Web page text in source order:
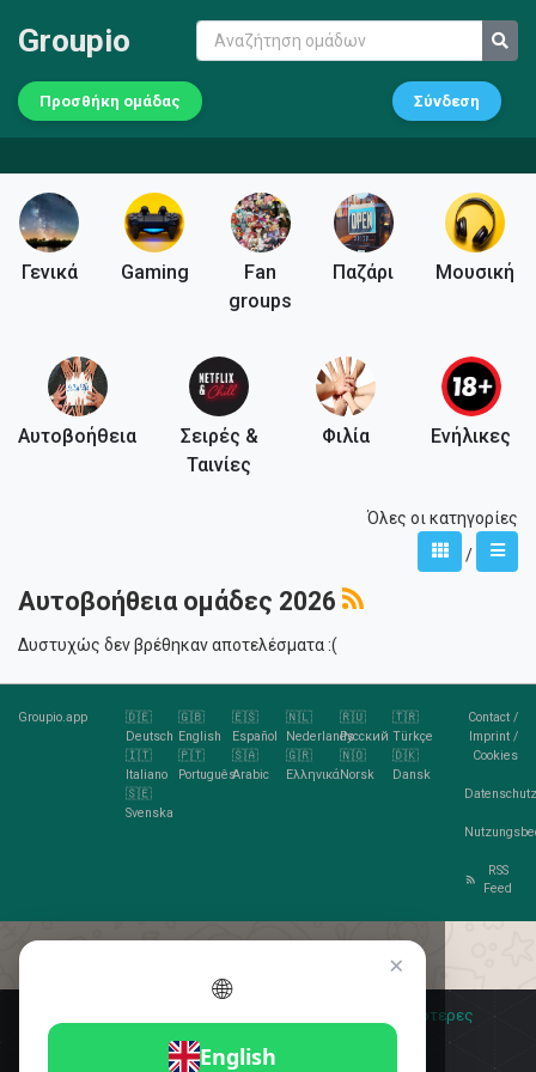
Groupio
Προσθήκη ομάδας Σύνδεση
Γενικά Gaming
Fan
groups
Παζάρι Μουσική
Αυτοβοήθεια
Σειρές &
Ταινίες
Φιλία Ενήλικες
Όλες οι κατηγορίες
/
Αυτοβοήθεια ομάδες 2026
Δυστυχώς δεν βρέθηκαν αποτελέσματα :(
Groupio.app
🇩🇪
Deutsch
🇬🇧
English
🇪🇸
Español
🇳🇱
Nederlands
🇷🇺
Русский
🇹🇷
Türkçe
🇮🇹
Italiano
🇵🇹
Português
🇸🇦
Arabic
🇬🇷
Ελληνικά
🇳🇴
Norsk
🇩🇰
Dansk
🇸🇪
Svenska
Contact/
Imprint/
Cookies
RSS
Feed
Περισσότερες
πληροφορίες
×
🌐
English